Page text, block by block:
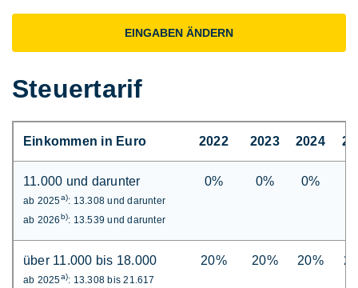
EINGABEN ÄNDERN
Steuertarif
Einkommen in Euro 2022 2023 2024
11.000 und darunter
ab 2025a): 13.308 und darunter
ab 2026b): 13.539 und darunter
0% 0% 0%
über 11.000 bis 18.000
ab 2025a): 13.308 bis 21.617
20% 20% 20%